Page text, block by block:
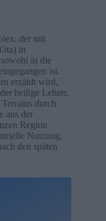
der mit
in
in die
ist.
erzählt wird,
heilige Lehrer,
durch
aus der
Region
Nutzung,
den späten